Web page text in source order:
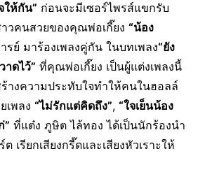
ให้กัน” ก่อนจะมีเซอร์ไพรส์แขกรับ
วคนสวยของคุณพ่อเกี๊ยง “น้อง
รย์ มาร้องเพลงคู่กัน ในบทเพลง“ยัง
าดไว้” ที่คุณพ่อเกี๊ยง เป็นผู้แต่งเพลงนี้
างความประทับใจทำให้คนในฮอลล์
เพลง “ไม่รักแต่คิดถึง”, “ใจเย็นน้อง
” ที่แต๋ง ภูษิต ไล้ทอง ได้เป็นนักร้องนำ
เรียกเสียงกรี๊ดและเสียงหัวเราะให้